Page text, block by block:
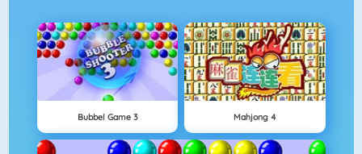
Bubbel Game 3 Mahjong 4